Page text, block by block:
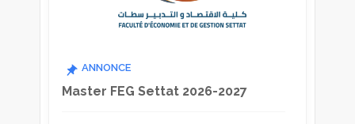
ANNONCE
Master FEG Settat 2026-2027